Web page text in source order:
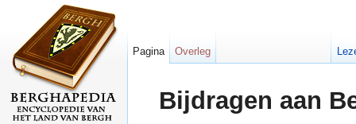
Bijdragen aan
Pagina Overleg